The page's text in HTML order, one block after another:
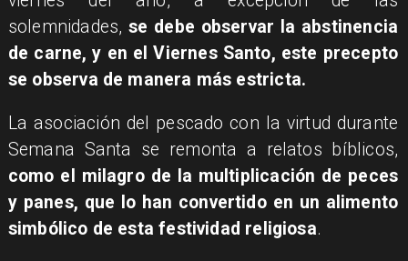
solemnidades,se debe observar la abstinencia
de carne, y en el Viernes Santo, este precepto
se observa de manera más estricta.
La asociación del pescado con la virtud durante
Semana Santa se remonta a relatos bíblicos,
como el milagro de la multiplicación de peces
y panes, que lo han convertido en un alimento
simbólico de esta festividad religiosa.